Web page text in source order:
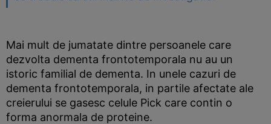
Mai mult de jumatate dintre persoanele care
dezvolta dementa frontotemporala nu au un
istoric familial de dementa. In unele cazuri de
dementa frontotemporala, in partile afectate ale
creierului se gasesc celule Pick care contin o
forma anormala de proteine.